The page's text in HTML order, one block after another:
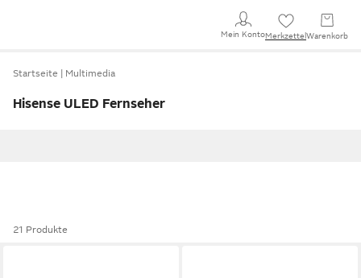
Mein KontoMerkzettel Warenkorb
Startseite Multimedia
Hisense ULED Fernseher
21 Produkte